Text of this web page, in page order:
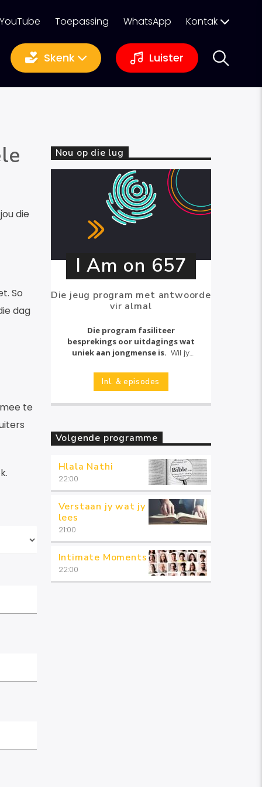
YouTube Toepassing WhatsApp Kontak
Skenk Luister
die
So
dag
te
Nou op die lug
I Am on 657
Die jeug program met antwoorde
vir almal
Die program fasiliteer
besprekings oor uitdagings wat
uniek aan jongmense is. Wil jy
asseblief
gospel@radiokansel.co.za
Inl. & episodes
Volgende programme
Hlala Nathi
22:00
Verstaan jy wat jy
lees
21:00
Intimate Moments
22:00